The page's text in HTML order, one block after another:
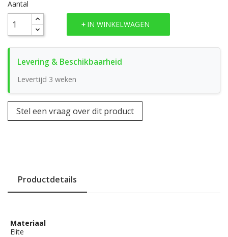
Aantal
IN WINKELWAGEN
Levertijd 3 weken
Stel een vraag over dit product
Productdetails
Materiaal
Elite